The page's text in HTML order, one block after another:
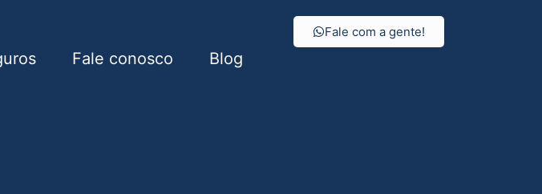
Fale conosco Blog
Fale com a gente!